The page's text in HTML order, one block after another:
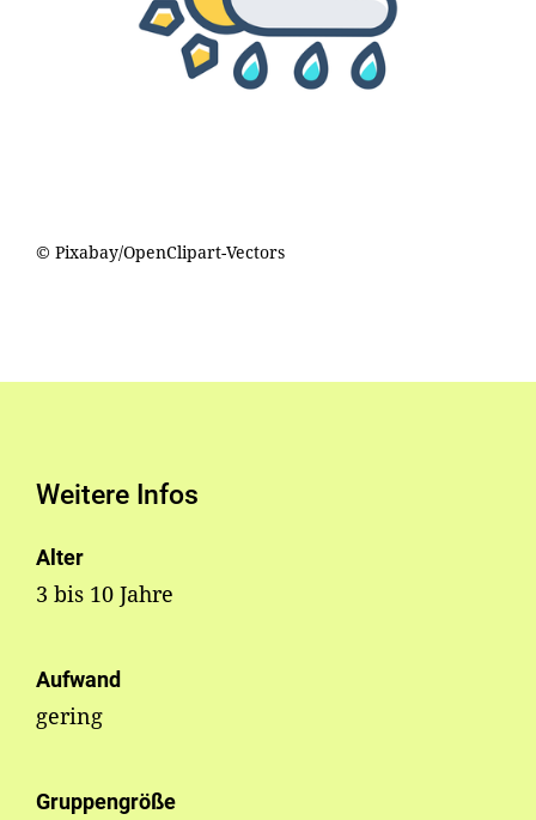
© Pixabay/OpenClipart-Vectors
Weitere Infos
Alter
3 bis 10 Jahre
Aufwand
gering
Gruppengröße